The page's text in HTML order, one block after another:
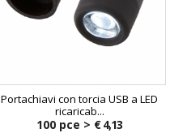
Portachiavi con torcia USB a LED
ricaricab...
100 pce > € 4,13